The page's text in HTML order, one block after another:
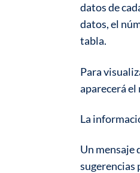
datos de
datos, el
tabla.
Para
aparecerá
La
Un mensaje
sugerencias